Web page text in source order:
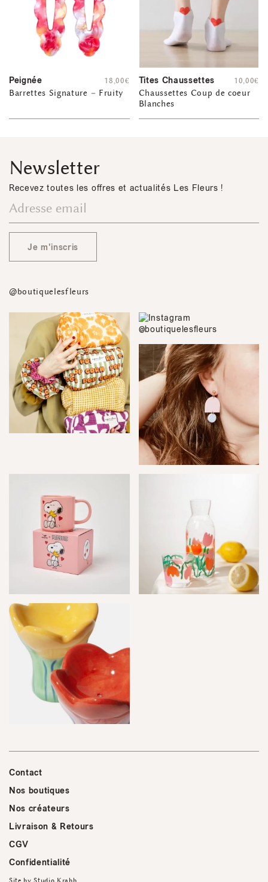
Peignée
Barrettes Signature – Fruity
18,00€ Tites Chaussettes
Chaussettes Coup de coeur
Blanches
10,00€
Newsletter
Recevez toutes les offres et actualités Les Fleurs !
Je m'inscris
@boutiquelesfleurs
Contact
Nos boutiques
Nos créateurs
Livraison & Retours
CGV
Confidentialité
Site byStudio Krabb